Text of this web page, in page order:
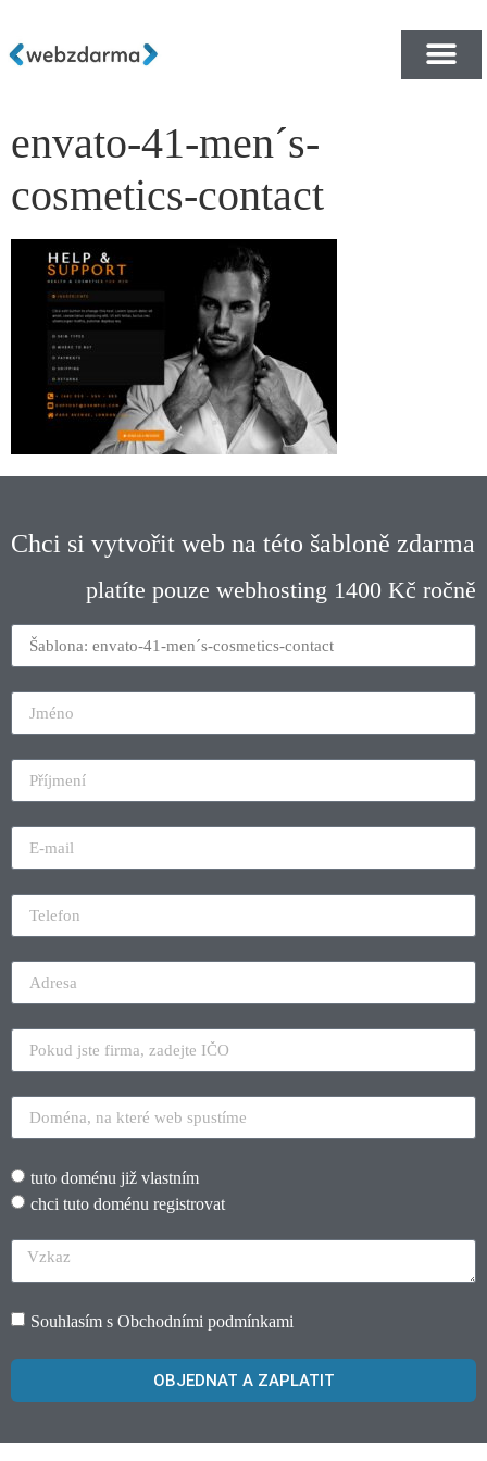
envato-41-men´s-
cosmetics-contact
Chci si vytvořit web na této šabloně zdarma
platíte pouze webhosting 1400 Kč ročně
tuto doménu již vlastním
chci tuto doménu registrovat
Souhlasím s Obchodními podmínkami
OBJEDNAT A ZAPLATIT